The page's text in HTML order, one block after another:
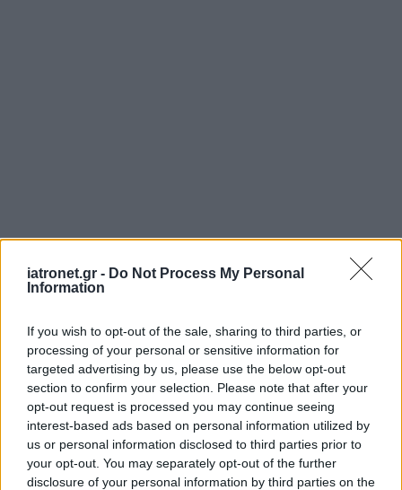
iatronet.gr - Do Not Process My Personal
Information
If you wish to opt-out of the sale, sharing to third parties, or
processing of your personal or sensitive information for
targeted advertising by us, please use the below opt-out
section to confirm your selection. Please note that after your
opt-out request is processed you may continue seeing
interest-based ads based on personal information utilized by
us or personal information disclosed to third parties prior to
your opt-out. You may separately opt-out of the further
disclosure of your personal information by third parties on the